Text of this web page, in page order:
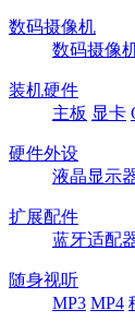
数码摄像机
数码摄像
装机硬件
主板 显卡
硬件外设
液晶显示
扩展配件
蓝牙适配
随身视听
MP3 MP4